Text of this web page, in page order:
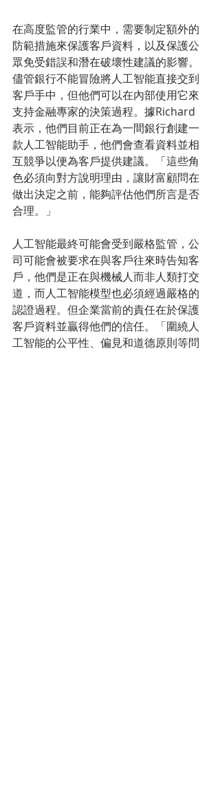
在高度監管的行業中，需要制定額外的
防範措施來保護客戶資料，以及保護公
眾免受錯誤和潛在破壞性建議的影響。
儘管銀行不能冒險將人工智能直接交到
客戶手中，但他們可以在內部使用它來
支持金融專家的決策過程。據Richard
表示，他們目前正在為一間銀行創建一
款人工智能助手，他們會查看資料並相
互競爭以便為客戶提供建議。「這些角
色必須向對方說明理由，讓財富顧問在
做出決定之前，能夠評估他們所言是否
合理。」
人工智能最終可能會受到嚴格監管，公
司可能會被要求在與客戶往來時告知客
戶，他們是正在與機械人而非人類打交
道，而人工智能模型也必須經過嚴格的
認證過程。但企業當前的責任在於保護
客戶資料並贏得他們的信任。「圍繞人
工智能的公平性、偏見和道德原則等問